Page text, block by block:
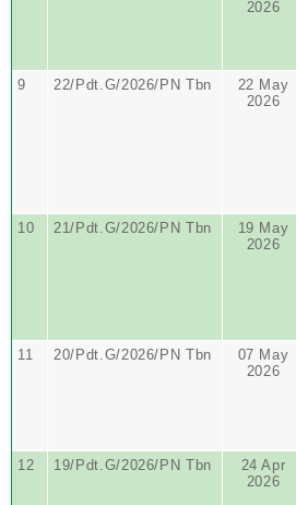
2026
9
22/Pdt.G/2026/PN Tbn
22 May
2026
10
21/Pdt.G/2026/PN Tbn
19 May
2026
11
20/Pdt.G/2026/PN Tbn
07 May
2026
12
19/Pdt.G/2026/PN Tbn
24 Apr
2026